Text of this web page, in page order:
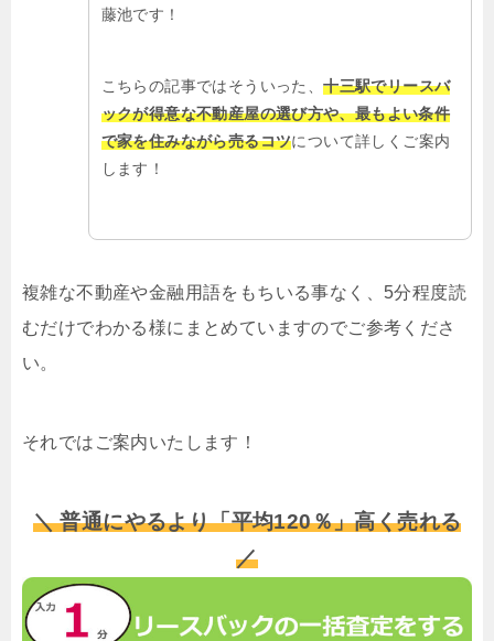
藤池です！
こちらの記事ではそういった、十三駅でリースバ
ックが得意な不動産屋の選び方や、最もよい条件
で家を住みながら売るコツについて詳しくご案内
します！
複雑な不動産や金融用語をもちいる事なく、5分程度読
むだけでわかる様にまとめていますのでご参考くださ
い。
それではご案内いたします！
＼ 普通にやるより「平均120％」高く売れる
／